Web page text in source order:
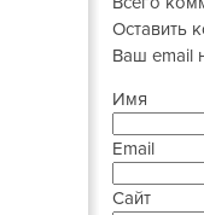
Оставить
Ваш email
Имя
Email
Сайт